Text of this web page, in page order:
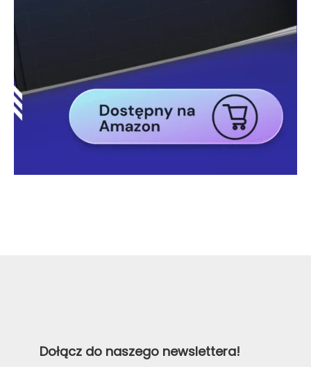
Dołącz do naszego newslettera!